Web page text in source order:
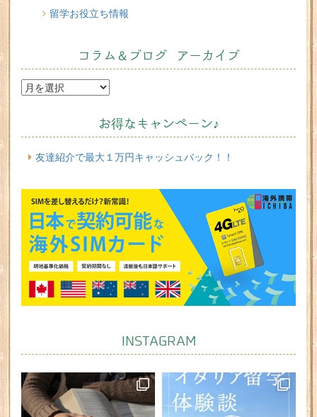
留学お役立ち情報
コラム＆ブログ アーカイブ
お得なキャンペーン♪
友達紹介で最大１万円キャッシュバック！！
INSTAGRAM